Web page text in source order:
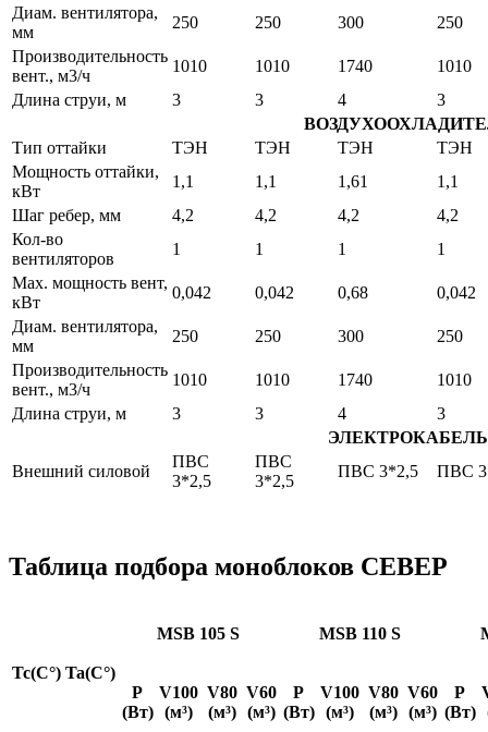
Диам. вентилятора,
мм
250 250 300
250
Производительность
вент., м3/ч
1010 1010 1740
1010
Длина струи, м
3 3 4
3
Тип оттайки
ТЭН ТЭН ТЭН
ТЭН
Мощность оттайки,
кВт
1,1 1,1 1,61
1,1
Шаг ребер, мм
4,2 4,2 4,2
4,2
Кол-во
вентиляторов
1 1 1
1
Max. мощность вент,
кВт
0,042 0,042 0,68
0,042
Диам. вентилятора,
мм
250 250 300
250
Производительность
вент., м3/ч
1010 1010 1740
1010
Длина струи, м
3 3 4
3
ЭЛЕКТРОКАБЕЛЬ
Внешний силовой
ПВС
3*2,5
ПВС
3*2,5
ПВС 3*2,5 ПВС
Таблица подбора моноблоков СЕВЕР
Tc(C°) Ta(C°)
MSB 105 S MSB 110 S
P
(Вт)
V100
(м³)
V80
(м³)
V60
(м³)
P
(Вт)
V100
(м³)
V80
(м³)
V60
(м³)
P
(Вт)